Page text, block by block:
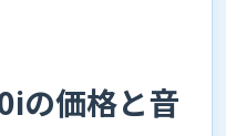
の価格と音